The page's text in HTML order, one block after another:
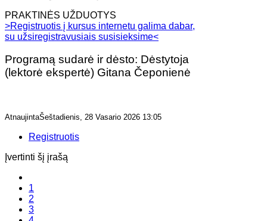
PRAKTINĖS UŽDUOTYS
>Registruotis į kursus internetu galima dabar,
su užsiregistravusiais susisieksime<
Programą sudarė ir dėsto: Dėstytoja
(lektorė ekspertė) Gitana Čeponienė
AtnaujintaŠeštadienis, 28 Vasario 2026 13:05
Registruotis
Įvertinti šį įrašą
1
2
3